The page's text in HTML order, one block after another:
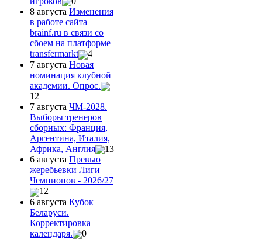
8 августа Изменения
в работе сайта
brainf.ru в связи со
сбоем на платформе
transfermarkt
4
7 августа Новая
номинация клубной
академии. Опрос.
12
7 августа ЧМ-2028.
Выборы тренеров
сборных: Франция,
Аргентина, Италия,
Африка, Англия
13
6 августа Превью
жеребьевки Лиги
Чемпионов - 2026/27
12
6 августа Кубок
Беларуси.
Корректировка
календаря.
0